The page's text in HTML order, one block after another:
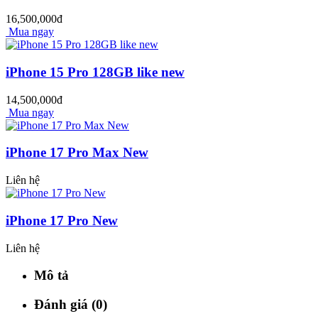
16,500,000đ
Mua ngay
iPhone 15 Pro 128GB like new
14,500,000đ
Mua ngay
iPhone 17 Pro Max New
Liên hệ
iPhone 17 Pro New
Liên hệ
Mô tả
Đánh giá (0)